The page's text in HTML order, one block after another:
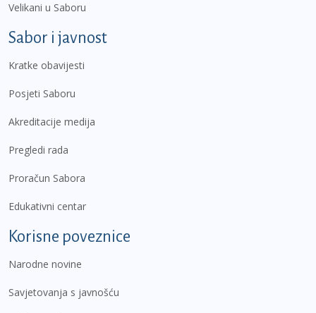
Velikani u Saboru
Sabor i javnost
Kratke obavijesti
Posjeti Saboru
Akreditacije medija
Pregledi rada
Proračun Sabora
Edukativni centar
Korisne poveznice
Narodne novine
Savjetovanja s javnošću